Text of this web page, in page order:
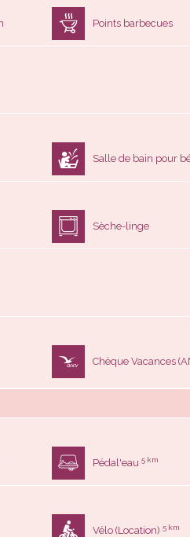
Points barbecues
Salle de bain pour
Sèche-linge
Chèque Vacances
Pédal'eau 5 km
Vélo (Location) 5 km